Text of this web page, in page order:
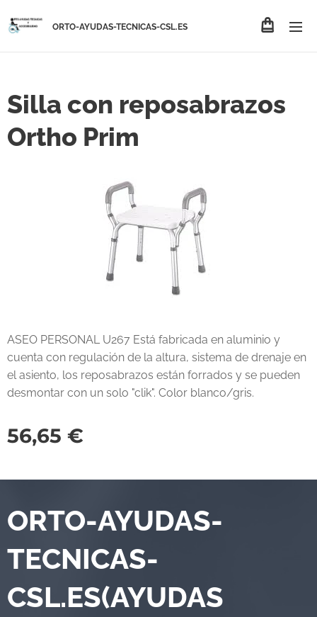
ORTO-AYUDAS-TECNICAS-CSL.ES
Silla con reposabrazos
Ortho Prim
ASEO PERSONAL U267 Está fabricada en aluminio y
cuenta con regulación de la altura, sistema de drenaje en
el asiento, los reposabrazos están forrados y se pueden
desmontar con un solo "clik". Color blanco/gris.
56,65 €
ORTO-AYUDAS-
TECNICAS-
CSL.ES(AYUDAS